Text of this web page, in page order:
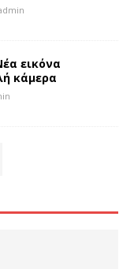
εικόνα
κάμερα